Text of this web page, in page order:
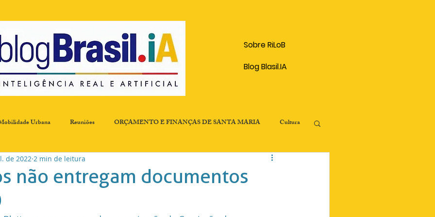
Sobre RiLoB
Blog Blasil.IA
Urbana Reuniões ORÇAMENTO E FINANÇAS DE SANTA MARIA Cultura
a Fome Comissão de Resíduos Sólidos
não entregam documentos
de 2022 2 min de leitura